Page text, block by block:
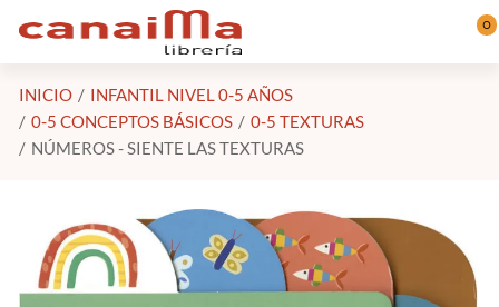
Saltar al contenido principal 0
INICIO
INFANTIL NIVEL 0-5 AÑOS
0-5 CONCEPTOS BÁSICOS
0-5 TEXTURAS
NÚMEROS - SIENTE LAS TEXTURAS